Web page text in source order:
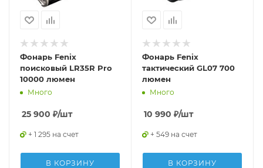
Фонарь Fenix
поисковый LR35R Pro
10000 люмен
Много
25 900 ₽/шт
+ 1 295 на счет
В КОРЗИНУ
Фонарь Fenix
тактический GL07 700
люмен
Много
10 990 ₽/шт
+ 549 на счет
В КОРЗИНУ